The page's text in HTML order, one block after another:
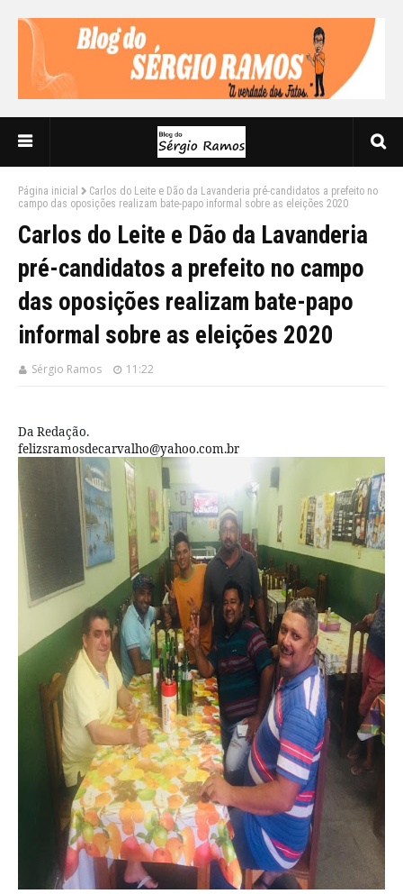
Página inicial
Carlos do Leite e Dão da Lavanderia pré-candidatos a prefeito no
campo das oposições realizam bate-papo informal sobre as eleições 2020
Carlos do Leite e Dão da Lavanderia
pré-candidatos a prefeito no campo
das oposições realizam bate-papo
informal sobre as eleições 2020
Sérgio Ramos 11:22
Da Redação.
felizsramosdecarvalho@yahoo.com.br